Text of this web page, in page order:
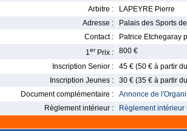
Arbitre :
LAPEYRE Pierre
Adresse :
Palais des Sports
Contact :
Patrice Etchegaray
1er Prix :
800 €
Inscription Senior :
45 € (50 € à partir
Inscription Jeunes :
30 € (35 € à partir
Document complémentaire :
Annonce de
Règlement intérieur :
Règlement intérieur